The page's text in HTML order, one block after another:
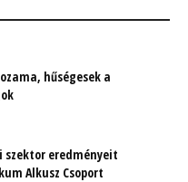
hűségesek a
eredményeit
Alkusz Csoport